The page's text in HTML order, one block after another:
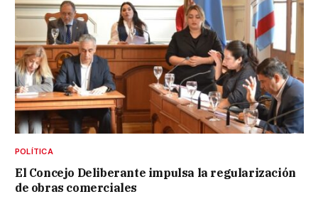
POLÍTICA
El Concejo Deliberante impulsa la regularización
de obras comerciales